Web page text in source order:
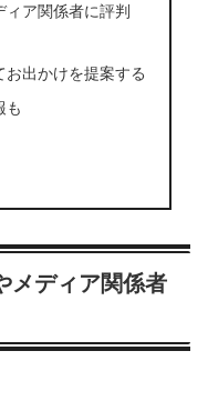
ィア関係者に評判
出かけを提案する
も
メディア関係者